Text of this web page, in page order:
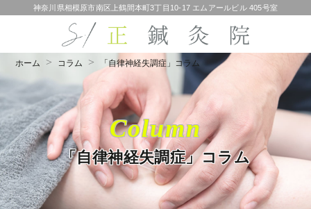
神奈川県相模原市南区上鶴間本町3丁目10-17 エムアールビル 405号室
ホーム コラム 「自律神経失調症」コラム
Column
「自律神経失調症」コラム